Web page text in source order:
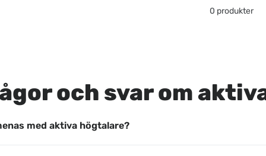
0 produkter
och svar om
med aktiva högtalare?